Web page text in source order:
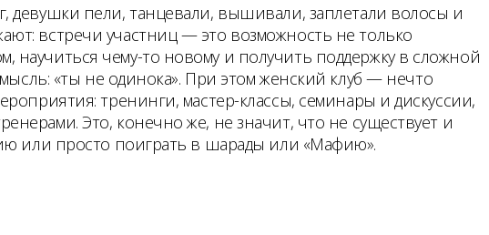
девушки пели, танцевали, вышивали, заплетали волосы и
встречи участниц — это возможность не только
чему-то новому и получить поддержку в сложной
«ты не одинока». При этом женский клуб — нечто
тренинги, мастер-классы, семинары и дискуссии,
Это, конечно же, не значит, что не существует и
или просто поиграть в шарады или «Мафию».